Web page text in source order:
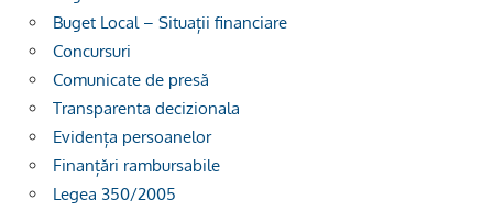
Buget Local – Situații financiare
Concursuri
Comunicate de presă
Transparenta decizionala
Evidența persoanelor
Finanțări rambursabile
Legea 350/2005